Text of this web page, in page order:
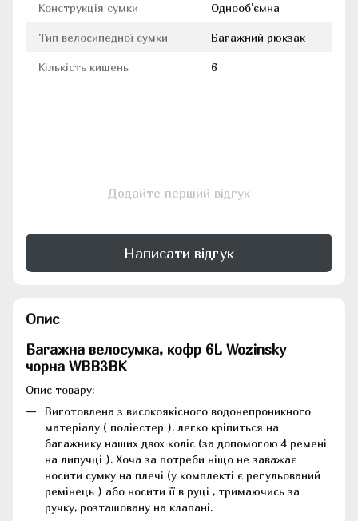
Конструкція сумки Однооб'ємна
Тип велосипедної сумки Багажний рюкзак
Кількість кишень 6
Додайте перший відгук
Написати відгук
Опис
Багажна велосумка, кофр 6L Wozinsky
чорна WBB3BK
Опис товару:
Виготовлена з високоякісного водонепроникного
матеріалу ( поліестер ), легко кріпиться на
багажнику наших двох коліс (за допомогою 4 ремені
на липучці ). Хоча за потреби ніщо не заважає
носити сумку на плечі (у комплекті є регульований
ремінець ) або носити її в руці , тримаючись за
ручку, розташовану на клапані.